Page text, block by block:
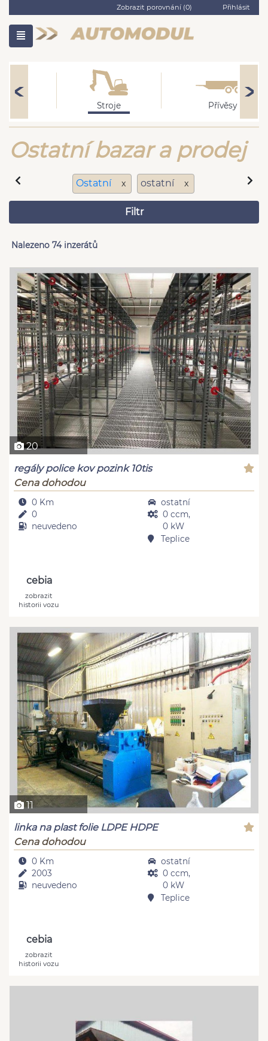
Zobrazit porovnání (0) Přihlásit
Stroje Přívěsy
Ostatní bazar a prodej
Ostatní x ostatní x
Filtr
Nalezeno 74 inzerátů
20
regály police kov pozink 10tis
Cena dohodou
0 Km
0
neuvedeno
ostatní
0 ccm,
0 kW
Teplice
cebia
zobrazit
historii vozu
11
linka na plast folie LDPE HDPE
Cena dohodou
0 Km
2003
neuvedeno
ostatní
0 ccm,
0 kW
Teplice
cebia
zobrazit
historii vozu